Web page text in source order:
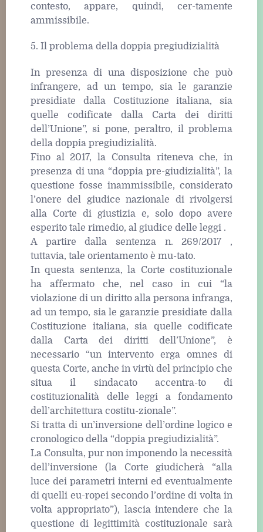
contesto, appare, quindi, cer-tamente
ammissibile.
5. Il problema della doppia pregiudizialità
In presenza di una disposizione che può
infrangere, ad un tempo, sia le garanzie
presidiate dalla Costituzione italiana, sia
quelle codificate dalla Carta dei diritti
dell’Unione”, si pone, peraltro, il problema
della doppia pregiudizialità.
Fino al 2017, la Consulta riteneva che, in
presenza di una “doppia pre-giudizialità”, la
questione fosse inammissibile, considerato
l’onere del giudice nazionale di rivolgersi
alla Corte di giustizia e, solo dopo avere
esperito tale rimedio, al giudice delle leggi .
A partire dalla sentenza n. 269/2017 ,
tuttavia, tale orientamento è mu-tato.
In questa sentenza, la Corte costituzionale
ha affermato che, nel caso in cui “la
violazione di un diritto alla persona infranga,
ad un tempo, sia le garanzie presidiate dalla
Costituzione italiana, sia quelle codificate
dalla Carta dei diritti dell’Unione”, è
necessario “un intervento erga omnes di
questa Corte, anche in virtù del principio che
situa il sindacato accentra-to di
costituzionalità delle leggi a fondamento
dell’architettura costitu-zionale”.
Si tratta di un’inversione dell’ordine logico e
cronologico della “doppia pregiudizialità”.
La Consulta, pur non imponendo la necessità
dell’inversione (la Corte giudicherà “alla
luce dei parametri interni ed eventualmente
di quelli eu-ropei secondo l’ordine di volta in
volta appropriato”), lascia intendere che la
questione di legittimità costituzionale sarà